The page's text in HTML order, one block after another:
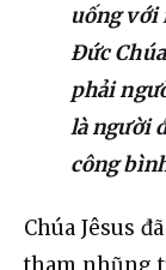
uống với
Đức
phải
là người
công
Chúa Jêsus
tham nhũng